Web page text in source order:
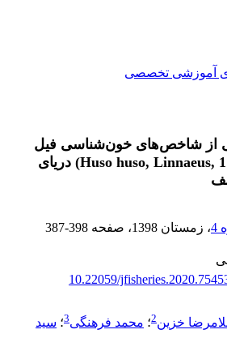
آموزشی تخصصی
از شاخص‌های خون‌شناسی فیل
ماهیان پرورشی (Huso huso, Linnaeus, 1758) دریای
، زمستان 1398 ، صفحه 387-398
10.22059/
خزین2؛ محمد فرهنگی3؛ سید